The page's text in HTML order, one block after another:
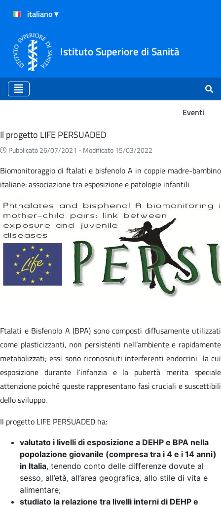
Istituto Superiore di Sanità
Eventi
Eventi
Il progetto LIFE PERSUADED
Pubblicato 26/07/2021 - Modificato 15/03/2022
Biomonitoraggio di ftalati e bisfenolo A in coppie madre-bambino
italiane: associazione tra esposizione e patologie infantili
Ftalati e Bisfenolo A (BPA) sono composti diffusamente utilizzati
come plasticizzanti, non persistenti nell’ambiente e rapidamente
metabolizzati; essi sono riconosciuti interferenti endocrini la cui
esposizione durante l’infanzia e la pubertà merita speciale
attenzione poiché queste rappresentano fasi cruciali e suscettibili
dello sviluppo.
Il progetto LIFE PERSUADED ha:
valutato i livelli di esposizione a DEHP e BPA nella
popolazione giovanile (compresa tra i 4 e i 14 anni)
in Italia, tenendo conto delle differenze dovute al
sesso, all’età, all’area geografica, allo stile di vita e
alimentare;
studiato la relazione tra livelli interni di DEHP e